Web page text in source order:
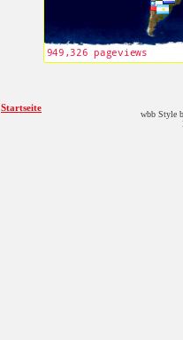
Startseite
wbb Style